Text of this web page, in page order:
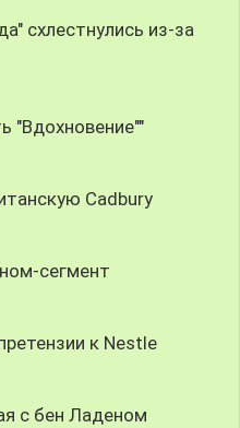
схлестнулись из-за
"Вдохновение""
Cadbury
сегмент
к Nestle
с бен Ладеном